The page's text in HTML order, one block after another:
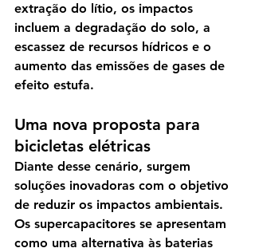
extração do lítio, os impactos
incluem a degradação do solo, a
escassez de recursos hídricos e o
aumento das emissões de gases de
efeito estufa.
Uma nova proposta para
bicicletas elétricas
Diante desse cenário, surgem
soluções inovadoras com o objetivo
de reduzir os impactos ambientais.
Os supercapacitores se apresentam
como uma alternativa às baterias